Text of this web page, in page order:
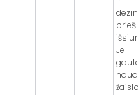
prieš
Jei